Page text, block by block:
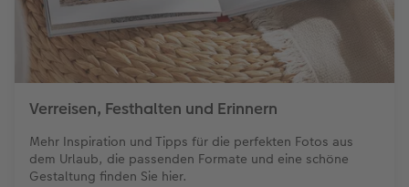
Verreisen, Festhalten und Erinnern
Mehr Inspiration und Tipps für die perfekten Fotos aus
dem Urlaub, die passenden Formate und eine schöne
Gestaltung finden Sie hier.